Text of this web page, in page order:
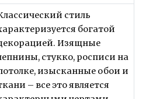
стиль
богатой
Изящные
стукко, росписи на
изысканные обои и
– все это является